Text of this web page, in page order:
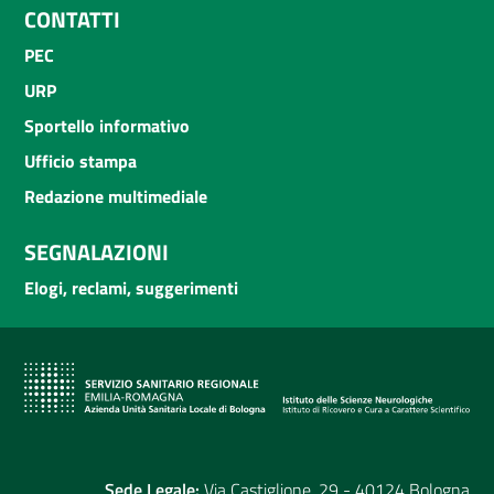
CONTATTI
PEC
URP
Sportello informativo
Ufficio stampa
Redazione multimediale
SEGNALAZIONI
Elogi, reclami, suggerimenti